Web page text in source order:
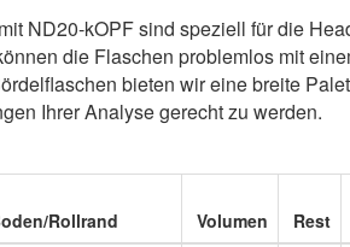
ND20-kOPF sind speziell für die
die Flaschen problemlos mit
bieten wir eine breite
Ihrer Analyse gerecht zu werden.
Rollrand Volumen Rest